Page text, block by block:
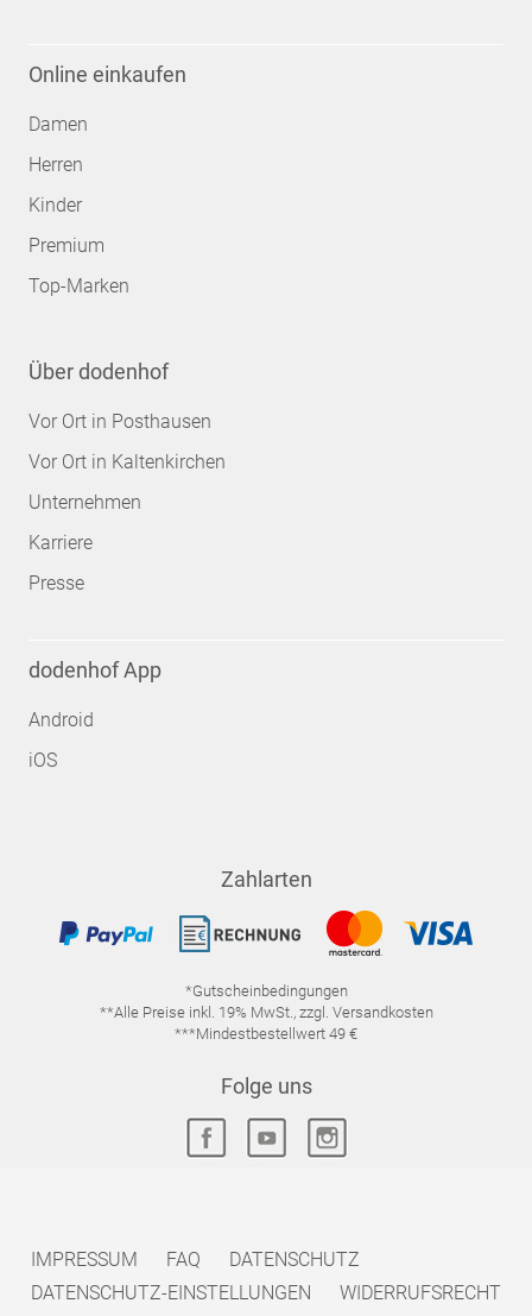
Online einkaufen
Damen
Herren
Kinder
Premium
Top-Marken
Über dodenhof
Vor Ort in Posthausen
Vor Ort in Kaltenkirchen
Unternehmen
Karriere
Presse
dodenhof App
Android
iOS
Zahlarten
*Gutscheinbedingungen
**Alle Preise inkl. 19% MwSt., zzgl. Versandkosten
***Mindestbestellwert 49 €
Folge uns
IMPRESSUM FAQ
DATENSCHUTZ
DATENSCHUTZ-EINSTELLUNGEN
WIDERRUFSRECHT